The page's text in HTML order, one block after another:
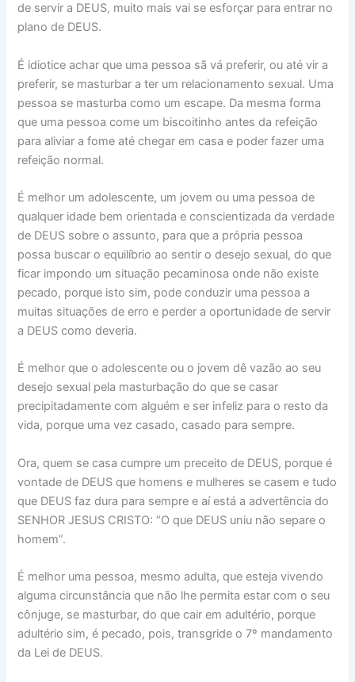
de servir a DEUS, muito mais vai se esforçar para entrar no
plano de DEUS.
É idiotice achar que uma pessoa sã vá preferir, ou até vir a
preferir, se masturbar a ter um relacionamento sexual. Uma
pessoa se masturba como um escape. Da mesma forma
que uma pessoa come um biscoitinho antes da refeição
para aliviar a fome até chegar em casa e poder fazer uma
refeição normal.
É melhor um adolescente, um jovem ou uma pessoa de
qualquer idade bem orientada e conscientizada da verdade
de DEUS sobre o assunto, para que a própria pessoa
possa buscar o equilíbrio ao sentir o desejo sexual, do que
ficar impondo um situação pecaminosa onde não existe
pecado, porque isto sim, pode conduzir uma pessoa a
muitas situações de erro e perder a oportunidade de servir
a DEUS como deveria.
É melhor que o adolescente ou o jovem dê vazão ao seu
desejo sexual pela masturbação do que se casar
precipitadamente com alguém e ser infeliz para o resto da
vida, porque uma vez casado, casado para sempre.
Ora, quem se casa cumpre um preceito de DEUS, porque é
vontade de DEUS que homens e mulheres se casem e tudo
que DEUS faz dura para sempre e aí está a advertência do
SENHOR JESUS CRISTO: “O que DEUS uniu não separe o
homem”.
É melhor uma pessoa, mesmo adulta, que esteja vivendo
alguma circunstância que não lhe permita estar com o seu
cônjuge, se masturbar, do que cair em adultério, porque
adultério sim, é pecado, pois, transgride o 7º mandamento
da Lei de DEUS.